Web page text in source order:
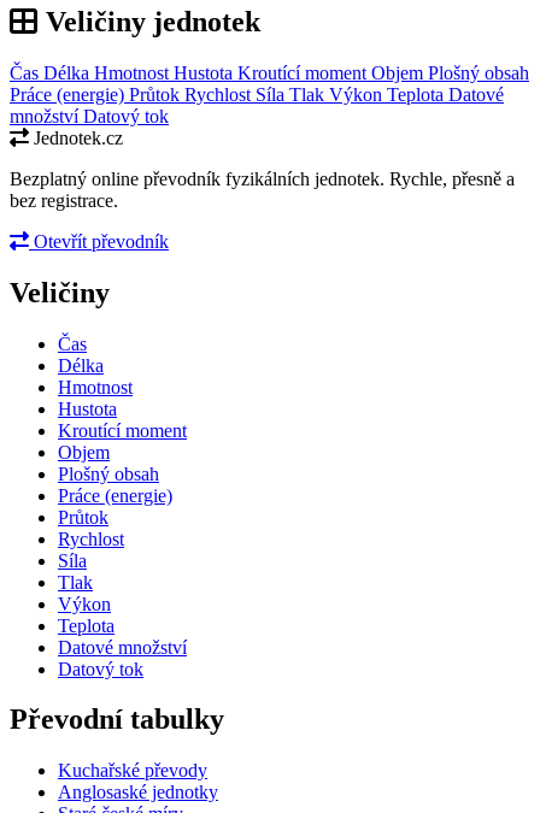
Veličiny jednotek
Čas Délka Hmotnost Hustota Kroutící moment Objem Plošný obsah
Práce (energie) Průtok Rychlost Síla Tlak Výkon Teplota Datové
množstvíDatový tok
Jednotek.cz
Bezplatný online převodník fyzikálních jednotek. Rychle, přesně a
bez registrace.
Otevřít převodník
Veličiny
Čas
Délka
Hmotnost
Hustota
Kroutící moment
Objem
Plošný obsah
Práce (energie)
Průtok
Rychlost
Síla
Tlak
Výkon
Teplota
Datové množství
Datový tok
Převodní tabulky
Kuchařské převody
Anglosaské jednotky